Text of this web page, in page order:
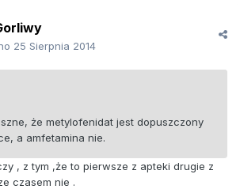
25 Sierpnia 2014
że metylofenidat jest dopuszczony
a amfetamina nie.
, z tym ,że to pierwsze z apteki drugie z
czasem nie .